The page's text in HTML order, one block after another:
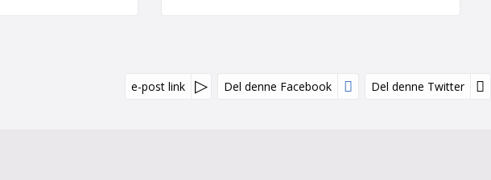
e-post link Del denne Facebook Del denne Twitter